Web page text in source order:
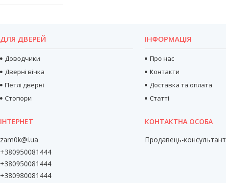
ДЛЯ ДВЕРЕЙ
Доводчики
Дверні вічка
Петлі дверні
Стопори
ІНФОРМАЦІЯ
Про нас
Контакти
Доставка та оплата
Статті
zam0k@i.ua
+380950081444
+380950081444
+380980081444
Продавець-консультант